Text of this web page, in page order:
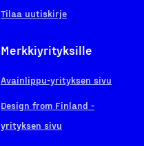
Tilaa uutiskirje
Merkkiyrityksille
Avainlippu-yrityksen sivu
Design from Finland -
yrityksen sivu